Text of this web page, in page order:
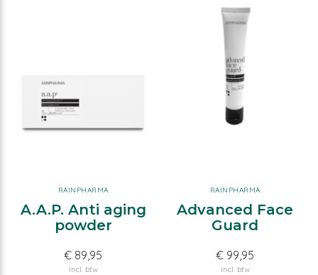
RAINPHARMA
A.A.P. Anti aging
powder
€ 89,95
Incl. btw
RAINPHARMA
Advanced Face
Guard
€ 99,95
Incl. btw